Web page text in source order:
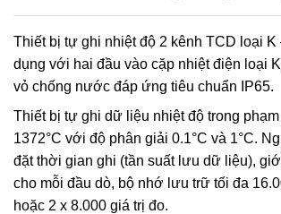
Thiết bị tự ghi nhiệt độ 2 kênh TCD loại
dụng với hai đầu vào cặp nhiệt điện loại
vỏ chống nước đáp ứng tiêu chuẩn IP65.
Thiết bị tự ghi dữ liệu nhiệt độ trong
1372°C với độ phân giải 0.1°C và 1°C.
đặt thời gian ghi (tần suất lưu dữ liệu),
cho mỗi đầu dò, bộ nhớ lưu trữ tối đa
hoặc 2 x 8.000 giá trị đo.